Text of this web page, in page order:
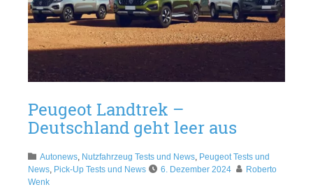
Peugeot Landtrek –
Deutschland geht leer aus
Autonews, Nutzfahrzeug Tests und News, Peugeot Tests und
News, Pick-Up Tests und News 6. Dezember 2024
Roberto
Wenk